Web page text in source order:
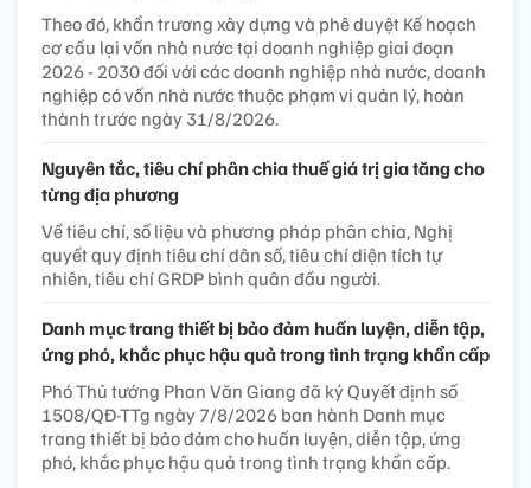
Theo đó, khẩn trương xây dựng và phê duyệt Kế hoạch
cơ cấu lại vốn nhà nước tại doanh nghiệp giai đoạn
2026 - 2030 đối với các doanh nghiệp nhà nước, doanh
nghiệp có vốn nhà nước thuộc phạm vi quản lý, hoàn
thành trước ngày 31/8/2026.
Nguyên tắc, tiêu chí phân chia thuế giá trị gia tăng cho
từng địa phương
Về tiêu chí, số liệu và phương pháp phân chia, Nghị
quyết quy định tiêu chí dân số, tiêu chí diện tích tự
nhiên, tiêu chí GRDP bình quân đầu người.
Danh mục trang thiết bị bảo đảm huấn luyện, diễn tập,
ứng phó, khắc phục hậu quả trong tình trạng khẩn cấp
Phó Thủ tướng Phan Văn Giang đã ký Quyết định số
1508/QĐ-TTg ngày 7/8/2026 ban hành Danh mục
trang thiết bị bảo đảm cho huấn luyện, diễn tập, ứng
phó, khắc phục hậu quả trong tình trạng khẩn cấp.